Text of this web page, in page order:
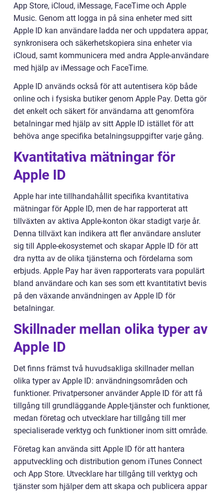
App Store, iCloud, iMessage, FaceTime och Apple
Music. Genom att logga in på sina enheter med sitt
Apple ID kan användare ladda ner och uppdatera appar,
synkronisera och säkerhetskopiera sina enheter via
iCloud, samt kommunicera med andra Apple-användare
med hjälp av iMessage och FaceTime.
Apple ID används också för att autentisera köp både
online och i fysiska butiker genom Apple Pay. Detta gör
det enkelt och säkert för användarna att genomföra
betalningar med hjälp av sitt Apple ID istället för att
behöva ange specifika betalningsuppgifter varje gång.
Kvantitativa mätningar för
Apple ID
Apple har inte tillhandahållit specifika kvantitativa
mätningar för Apple ID, men de har rapporterat att
tillväxten av aktiva Apple-konton ökar stadigt varje år.
Denna tillväxt kan indikera att fler användare ansluter
sig till Apple-ekosystemet och skapar Apple ID för att
dra nytta av de olika tjänsterna och fördelarna som
erbjuds. Apple Pay har även rapporterats vara populärt
bland användare och kan ses som ett kvantitativt bevis
på den växande användningen av Apple ID för
betalningar.
Skillnader mellan olika typer av
Apple ID
Det finns främst två huvudsakliga skillnader mellan
olika typer av Apple ID: användningsområden och
funktioner. Privatpersoner använder Apple ID för att få
tillgång till grundläggande Apple-tjänster och funktioner,
medan företag och utvecklare har tillgång till mer
specialiserade verktyg och funktioner inom sitt område.
Företag kan använda sitt Apple ID för att hantera
apputveckling och distribution genom iTunes Connect
och App Store. Utvecklare har tillgång till verktyg och
tjänster som hjälper dem att skapa och publicera appar